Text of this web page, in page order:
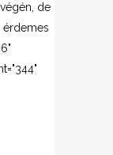
de
érdemes